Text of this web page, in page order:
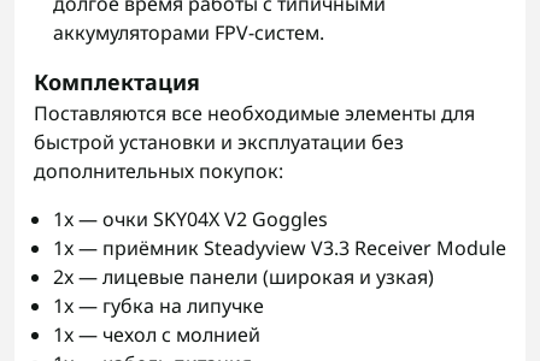
аккумуляторами FPV-систем.
Комплектация
Поставляются все необходимые элементы для
быстрой установки и эксплуатации без
дополнительных покупок:
1x — очки SKY04X V2 Goggles
1x — приёмник Steadyview V3.3 Receiver Module
2x — лицевые панели (широкая и узкая)
1x — губка на липучке
1x — чехол с молнией